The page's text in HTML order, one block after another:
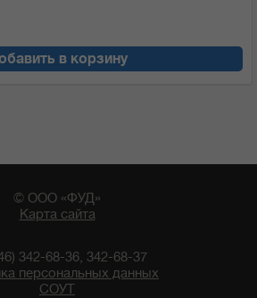
в корзину
© ООО «ФУД»
Карта сайта
342-68-36, 342-68-37
персональных данных
СОУТ